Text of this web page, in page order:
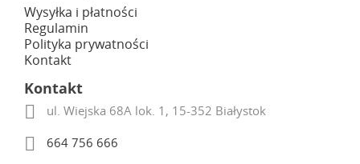
Wysyłka i płatności
Regulamin
Polityka prywatności
Kontakt
Kontakt
 ul. Wiejska 68A lok. 1, 15-352 Białystok
 664 756 666